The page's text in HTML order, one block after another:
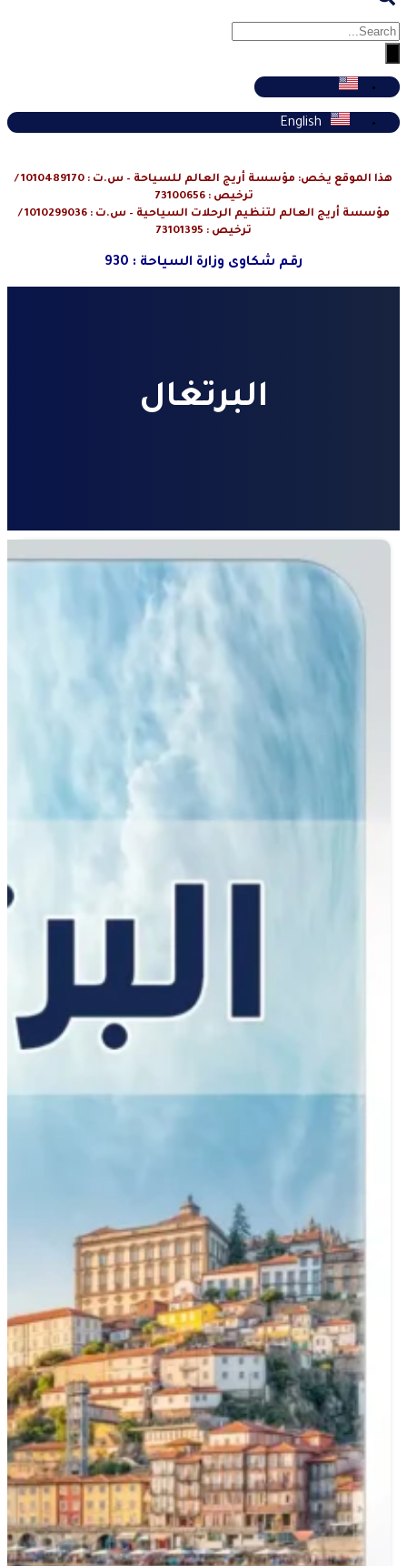
English
هذا الموقع يخص: مؤسسة أريج العالم للسياحة – س.ت : 1010489170 /
ترخيص : 73100656
مؤسسة أريج العالم لتنظيم الرحلات السياحية – س.ت : 1010299036 /
ترخيص : 73101395
رقم شكاوى وزارة السياحة : 930
البرتغال